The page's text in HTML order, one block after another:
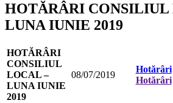
HOTĂRÂRI CONSILIUL
LUNA IUNIE 2019
HOTĂRÂRI
CONSILIUL
LOCAL –
LUNA IUNIE
2019
08/07/2019
Hotărâri
Hotărâri